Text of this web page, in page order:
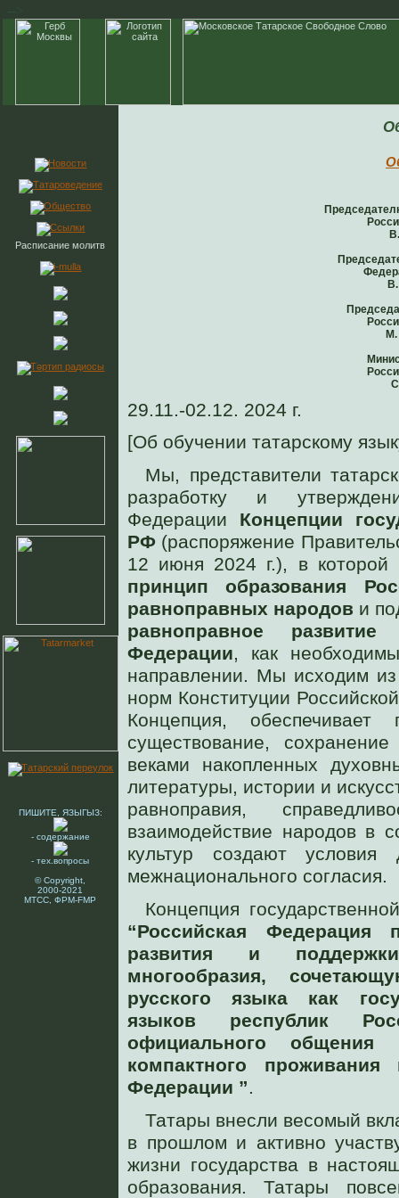
Расписание молитв
ПИШИТЕ, ЯЗЫГЫЗ:
- содержание
- тех.вопросы
© Copyright,
2000-2021
МТСС, ФРМ-FMP
29.11.-02.12. 2024 г.
[Об обучении татарскому
Мы, представители
разработку и
Федерации Концепции
РФ (распоряжение
12 июня 2024 г.), в которой
принцип образования
равноправных народов и
равноправное
Федерации, как
направлении. Мы исходим
норм Конституции
Концепция,
cуществование,
веками накопленных
литературы, истории и
равноправия,
взаимодействие народов в
культур создают условия
межнационального согласия.
Концепция
“Российская Федерация
развития и
многообразия,
русского языка как
языков республик
официального общения
компактного
Федерации ”.
Татары внесли весомый
в прошлом и активно
жизни государства в
образования. Татары